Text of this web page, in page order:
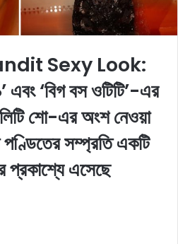
Sexy Look:
এবং ‘বিগ বস ওটিটি’-এর
শো-এর অংশ নেওয়া
পণ্ডিতের সম্প্রতি একটি
প্রকাশ্যে এসেছে